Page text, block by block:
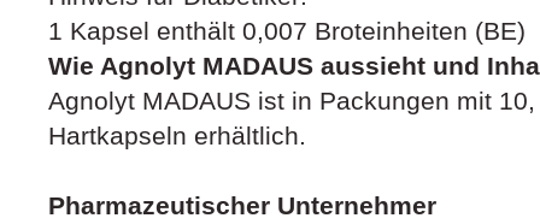
1 Kapsel enthält 0,007 Broteinheiten (BE)
Wie Agnolyt MADAUS aussieht und
Agnolyt MADAUS ist in Packungen mit
Hartkapseln erhältlich.
Pharmazeutischer Unternehmer